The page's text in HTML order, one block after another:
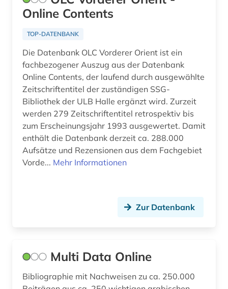
Online Contents
TOP-DATENBANK
Die Datenbank OLC Vorderer Orient ist ein
fachbezogener Auszug aus der Datenbank
Online Contents, der laufend durch ausgewählte
Zeitschriftentitel der zuständigen SSG-
Bibliothek der ULB Halle ergänzt wird. Zurzeit
werden 279 Zeitschriftentitel retrospektiv bis
zum Erscheinungsjahr 1993 ausgewertet. Damit
enthält die Datenbank derzeit ca. 288.000
Aufsätze und Rezensionen aus dem Fachgebiet
Vorde... Mehr Informationen
Zur Datenbank
Multi Data Online
Bibliographie mit Nachweisen zu ca. 250.000